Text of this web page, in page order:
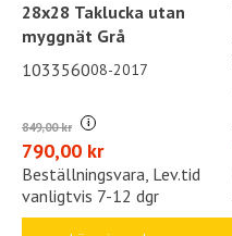
28x28 Taklucka utan
myggnät Grå
103356008-2017
849,00 kr i
790,00 kr
Beställningsvara, Lev.tid
vanligtvis 7-12 dgr